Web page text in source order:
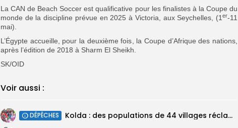
La CAN de Beach Soccer est qualificative pour les finalistes à la Coupe du
monde de la discipline prévue en 2025 à Victoria, aux Seychelles, (1 er-11
mai).
L’Égypte accueille, pour la deuxième fois, la Coupe d’Afrique des nations,
après l’édition de 2018 à Sharm El Sheikh.
SK/OID
Voir aussi :
DÉPÊCHES Kolda : des populations de 44 villages réclament l’électrification de leurs localités